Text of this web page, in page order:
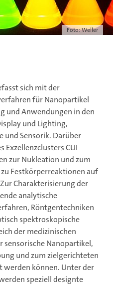
Foto: Weller
sich mit der
für Nanopartikel
und Anwendungen in den
und Lighting,
und Sensorik. Darüber
Exzellenzclusters CUI
zur Nukleation und zum
Festkörperreaktionen auf
Charakterisierung der
analytische
Röntgentechniken
spektroskopische
der medizinischen
Nanopartikel,
und zum zielgerichteten
können. Unter der
speziell designte